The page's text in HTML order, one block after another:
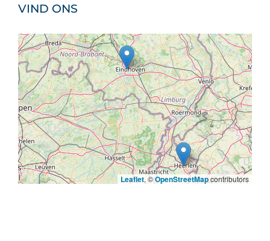
VIND ONS
Leaflet, ©OpenStreetMapcontributors